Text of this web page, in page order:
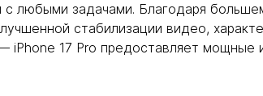
любыми задачами. Благодаря
стабилизации видео,
iPhone 17 Pro предоставляет мощные